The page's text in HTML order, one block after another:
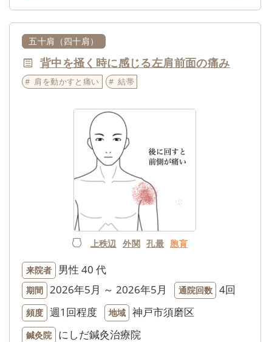
五十肩（四十肩）
背中を掻く時に感じる左肩前面の痛み
肩を動かすと痛い 結帯
上秩辺 外関 孔最 胞肓
来院者 男性 40 代
期間 2026年5月 ～ 2026年5月 通院回数 4回
頻度 週1回程度 地域 神戸市須磨区
鍼灸院 にしだ鍼灸治療院